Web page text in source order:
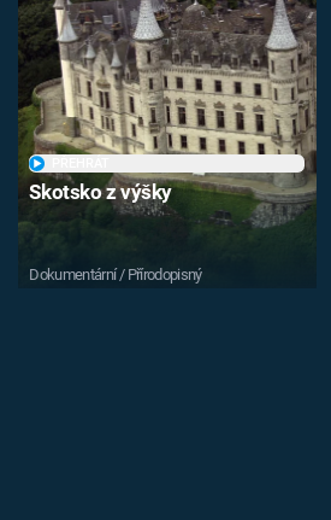
Skotsko z výšky
Dokumentární / Přírodopisný